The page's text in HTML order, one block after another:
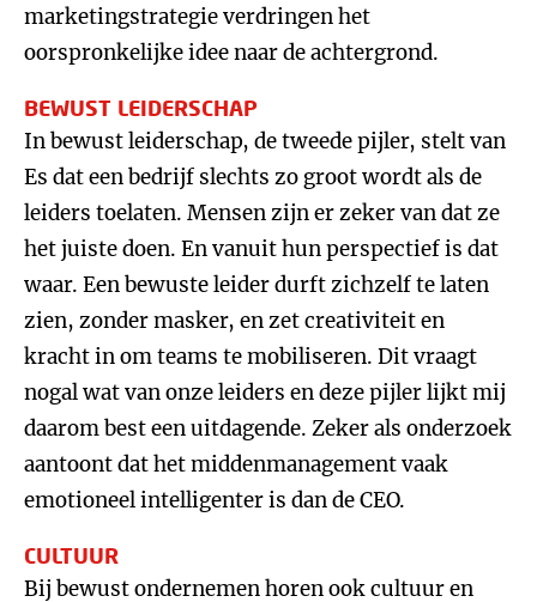
marketingstrategie verdringen het
oorspronkelijke idee naar de achtergrond.
BEWUST LEIDERSCHAP
In bewust leiderschap, de tweede pijler, stelt van
Es dat een bedrijf slechts zo groot wordt als de
leiders toelaten. Mensen zijn er zeker van dat ze
het juiste doen. En vanuit hun perspectief is dat
waar. Een bewuste leider durft zichzelf te laten
zien, zonder masker, en zet creativiteit en
kracht in om teams te mobiliseren. Dit vraagt
nogal wat van onze leiders en deze pijler lijkt mij
daarom best een uitdagende. Zeker als onderzoek
aantoont dat het middenmanagement vaak
emotioneel intelligenter is dan de CEO.
CULTUUR
Bij bewust ondernemen horen ook cultuur en